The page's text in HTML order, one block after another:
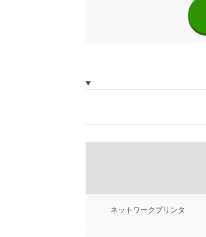
ネットワークプリンタ